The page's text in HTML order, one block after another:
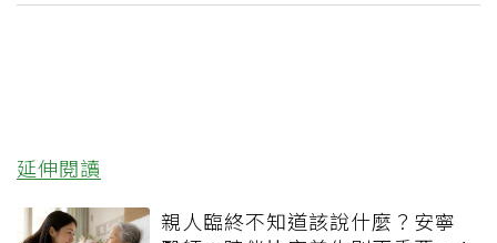
延伸閱讀
親人臨終不知道該說什麼？安寧